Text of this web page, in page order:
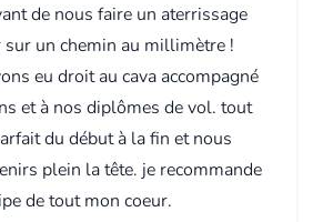
de nous faire un aterrissage
un chemin au millimètre !
eu droit au cava accompagné
et à nos diplômes de vol. tout
du début à la fin et nous
plein la tête. je recommande
de tout mon coeur.